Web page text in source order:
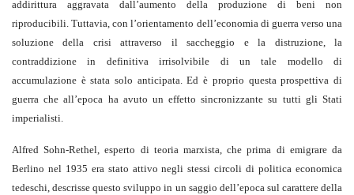
addirittura aggravata dall’aumento della produzione di beni non
riproducibili. Tuttavia, con l’orientamento dell’economia di guerra verso una
soluzione della crisi attraverso il saccheggio e la distruzione, la
contraddizione in definitiva irrisolvibile di un tale modello di
accumulazione è stata solo anticipata. Ed è proprio questa prospettiva di
guerra che all’epoca ha avuto un effetto sincronizzante su tutti gli Stati
imperialisti.
Alfred Sohn-Rethel, esperto di teoria marxista, che prima di emigrare da
Berlino nel 1935 era stato attivo negli stessi circoli di politica economica
tedeschi, descrisse questo sviluppo in un saggio dell’epoca sul carattere della